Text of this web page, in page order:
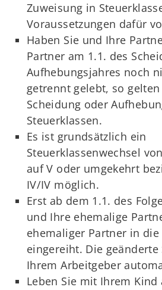
Zuweisung in
Voraussetzungen dafür
Haben Sie und Ihre
Partner am 1.1. des
Aufhebungsjahres noch
getrennt gelebt, so
Scheidung oder
Steuerklassen.
Es ist grundsätzlich ein
Steuerklassenwechsel
auf V oder umgekehrt
IV/IV möglich.
Erst ab dem 1.1. des
und Ihre ehemalige
ehemaliger Partner in die
eingereiht. Die
Ihrem Arbeitgeber
Leben Sie mit Ihrem Kind